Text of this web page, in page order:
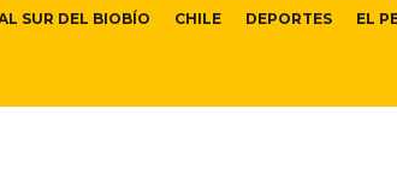
SUR DEL BIOBÍO CHILE DEPORTES EL